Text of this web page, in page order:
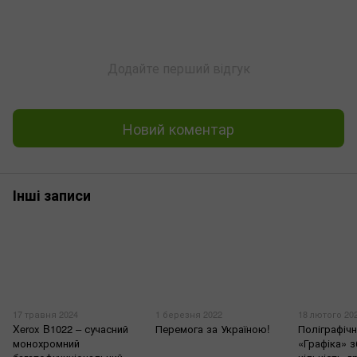
Новий коментар
Інші записи
17 травня 2024
Xerox B1022 – сучасний
монохромний
1 березня 2022
Перемога за Україною!
18 лютого
«Графіка»